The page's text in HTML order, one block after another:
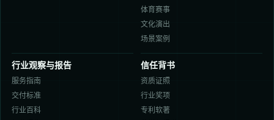
体育赛事
文化演出
场景案例
行业观察与报告
服务指南
交付标准
行业百科
信任背书
资质证照
行业奖项
专利软著